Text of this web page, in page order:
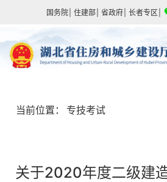
国务院 住建部 省政府 长者专区
当前位置： 专技考试
关于2020年度二级建